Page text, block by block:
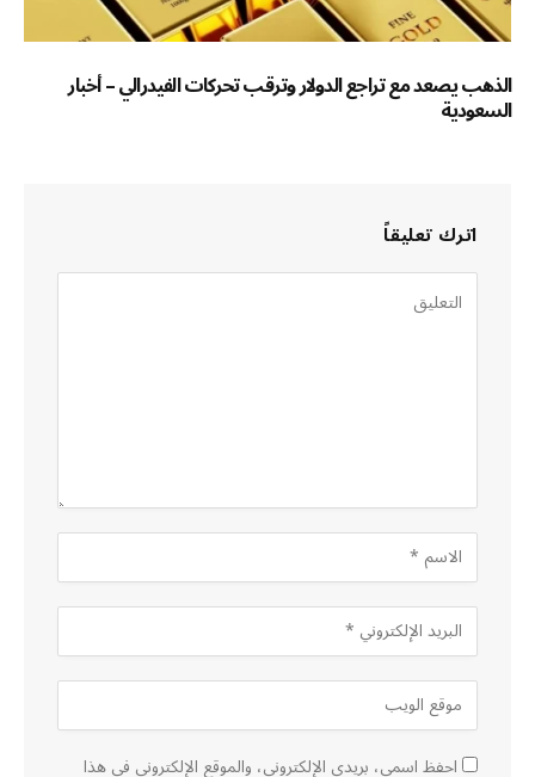
الذهب يصعد مع تراجع الدولار وترقب تحركات الفيدرالي – أخبار
السعودية
اترك تعليقاً
احفظ اسمي، بريدي الإلكتروني، والموقع الإلكتروني في هذا